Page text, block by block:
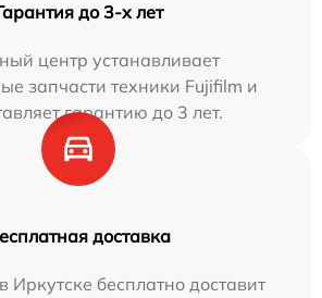
до 3-х лет
центр устанавливает
запчасти техники Fujifilm и
гарантию до 3 лет.
доставка
Иркутске бесплатно доставит